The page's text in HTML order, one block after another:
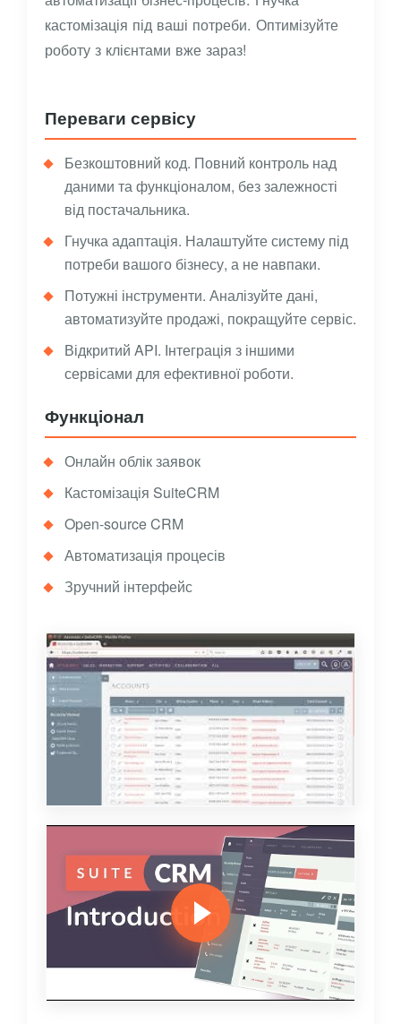
кастомізація під ваші потреби. Оптимізуйте
роботу з клієнтами вже зараз!
Переваги сервісу
Безкоштовний код. Повний контроль над
даними та функціоналом, без залежності
від постачальника.
Гнучка адаптація. Налаштуйте систему під
потреби вашого бізнесу, а не навпаки.
Потужні інструменти. Аналізуйте дані,
автоматизуйте продажі, покращуйте сервіс.
Відкритий API. Інтеграція з іншими
сервісами для ефективної роботи.
Функціонал
Онлайн облік заявок
Кастомізація SuiteCRM
Open-source CRM
Автоматизація процесів
Зручний інтерфейс